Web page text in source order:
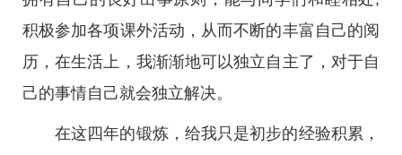
积极参加各项课外活动，从而不断的丰富自己的阅
历，在生活上，我渐渐地可以独立自主了，对于自
己的事情自己就会独立解决。
在这四年的锻炼，给我只是初步的经验积累，